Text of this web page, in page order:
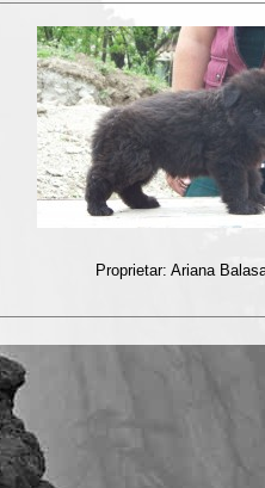
Proprietar: Ariana